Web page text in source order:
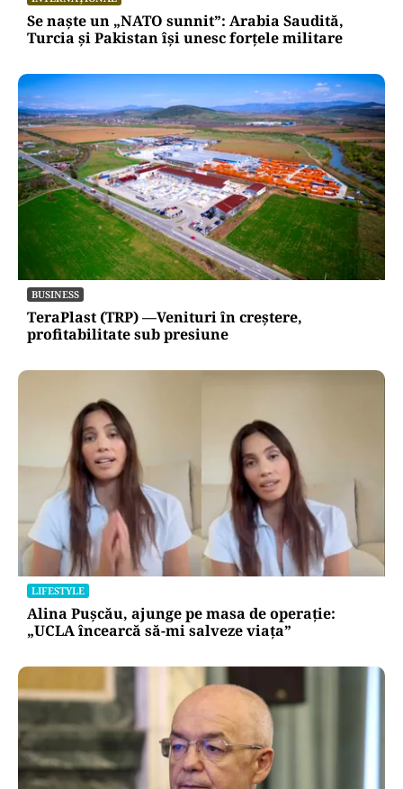
Se naște un „NATO sunnit”: Arabia Saudită,
Turcia și Pakistan își unesc forțele militare
BUSINESS
TeraPlast (TRP) —Venituri în creștere,
profitabilitate sub presiune
LIFESTYLE
Alina Pușcău, ajunge pe masa de operație:
„UCLA încearcă să-mi salveze viața”